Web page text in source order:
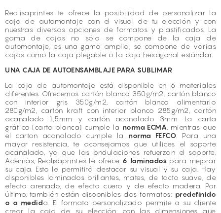
Realisaprint.es te ofrece la posibilidad de personalizar la
caja de automontaje con el visual de tu elección y con
nuestras diversas opciones de formatos y plastificados. La
gama de cajas no sólo se compone de la caja de
automontaje, es una gama amplia, se compone de varias
cajas como la caja plegable o la caja hexagonal estándar.
UNA CAJA DE AUTOENSAMBLAJE PARA SUBLIMAR
La caja de automontaje está disponible en 6 materiales
diferentes. Ofrecemos cartón blanco 350g/m2, cartón blanco
con interior gris 350g/m2, cartón blanco alimentario
280g/m2, cartón kraft con interior blanco 285g/m2, cartón
acanalado 1,5mm y cartón acanalado 3mm. La carta
gráfica (carta blanca) cumple la norma ECMA , mientras que
el carton acanalado cumple la norma FEFCO . Para una
mayor resistencia, te aconsejamos que utilices el soporte
acanalado, ya que las ondulaciones refuerzan el soporte.
Además, Realisaprint.es le ofrece 6 laminados para mejorar
su caja. Esto le permitirá destacar su visual y su caja. Hay
disponibles laminados brillantes, mates, de tacto suave, de
efecto arenado, de efecto cuero y de efecto madera. Por
último, también están disponibles dos formatos: predefinido
o a medida. El formato personalizado permite a su cliente
crear la caja de su elección, con las dimensiones que